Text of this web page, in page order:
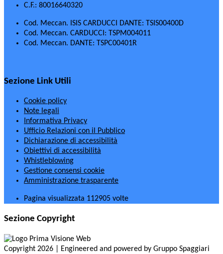
C.F.: 80016640320
Cod. Meccan. ISIS CARDUCCI DANTE: TSIS00400D
Cod. Meccan. CARDUCCI: TSPM004011
Cod. Meccan. DANTE: TSPC00401R
Sezione Link Utili
Cookie policy
Note legali
Informativa Privacy
Ufficio Relazioni con il Pubblico
Dichiarazione di accessibilità
Obiettivi di accessibilità
Whistleblowing
Gestione consensi cookie
Amministrazione trasparente
Pagina visualizzata 112905 volte
Sezione Copyright
Copyright 2026 | Engineered and powered by Gruppo Spaggiari